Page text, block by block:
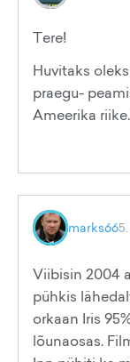
Tere!
Huvitaks
praegu-
Ameerika
marks66
Viibisin 2004
pühkis
orkaan Iris
lõunaosas.